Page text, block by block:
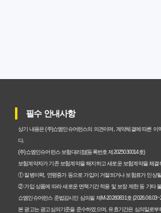
갱신형 암보험과 비갱신형, 어떤 차이가
암보험비갱신형, 평생 고정 보험료의 숨
선택 기준
암보험 비갱신형, 왜 지금 선택해야 할까
정 끝내는 방법
갱신형 vs 비갱신형 암보험, 당신에게 더
필수 안내사항
상기 내용은 (주)쇼엠인슈어런스의 의견이며, 계약체결에 따른
다.
(주)쇼엠인슈어런스 보험대리점(등록번호 제2025030014호)
보험계약자가 기존 보험계약을 해지하고 새로운 보험계약을 체결
① 질병이력, 연령증가 등으로 가입이 거절되거나 보험료가 인상
② 가입 상품에 따라 새로운 면책기간 적용 및 보장 제한 등 기타
쇼엠인슈어런스 준법감시인 심의필 제M-20260831호
본 광고는 광고심의기준을 준수하였으며, 유효기간은 심의일로부